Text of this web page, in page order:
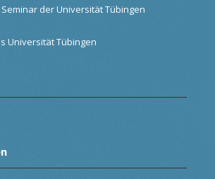
der Universität Tübingen
Universität Tübingen